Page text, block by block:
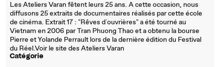
Les Ateliers Varan fêtent leurs 25 ans. A cette occasion, nous
diffusons 25 extraits de documentaires réalisés par cette école
de cinéma. Extrait 17 : "Rêves d`ouvrières" a été tourné au
Vietnam en 2006 par Tran Phuong Thao et a obtenu la bourse
Pierre et Yolande Perrault lors de la dernière édition du Festival
du Réel.Voir le site des Ateliers Varan
Catégorie